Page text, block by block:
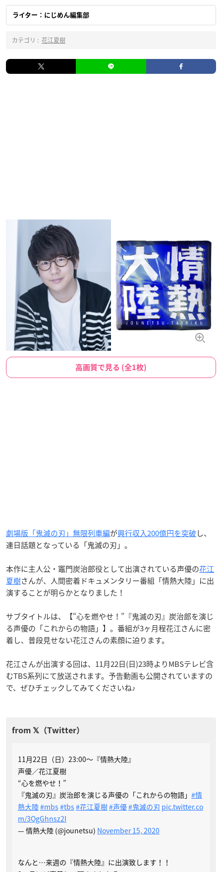
ライター：にじめん編集部
カテゴリ : 花江夏樹
高画質で見る (全1枚)
劇場版「鬼滅の刃」無限列車編が興行収入200億円を突破し、
連日話題となっている「鬼滅の刃」。
本作に主人公・竈門炭治郎役として出演されている声優の花江
夏樹さんが、人間密着ドキュメンタリー番組「情熱大陸」に出
演することが明らかとなりました！
サブタイトルは、【“心を燃やせ！”『鬼滅の刃』炭治郎を演じ
る声優の「これからの物語」】。番組が3ヶ月程花江さんに密
着し、普段見せない花江さんの素顔に迫ります。
花江さんが出演する回は、11月22日(日)23時よりMBSテレビ含
むTBS系列にて放送されます。予告動画も公開されていますの
で、ぜひチェックしてみてくださいね♪
11月22日（日）23:00～『情熱大陸』
声優／花江夏樹
“心を燃やせ！”
『鬼滅の刃』炭治郎を演じる声優の「これからの物語」 #情
熱大陸#mbs #tbs #花江夏樹#声優#鬼滅の刃 pic.twitter.co
m/3OgGhnsz2I
— 情熱大陸 (@jounetsu) November 15, 2020
なんと…来週の『情熱大陸』に出演致します！！